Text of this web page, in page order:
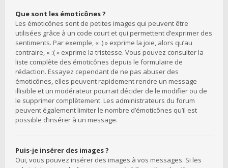
Que sont les émoticônes ?
Les émoticônes sont de petites images qui peuvent être
utilisées grâce à un code court et qui permettent d’exprimer des
sentiments. Par exemple, « :) » exprime la joie, alors qu’au
contraire, « :( » exprime la tristesse. Vous pouvez consulter la
liste complète des émoticônes depuis le formulaire de
rédaction. Essayez cependant de ne pas abuser des
émoticônes, elles peuvent rapidement rendre un message
illisible et un modérateur pourrait décider de le modifier ou de
le supprimer complètement. Les administrateurs du forum
peuvent également limiter le nombre d’émoticônes qu’il est
possible d’insérer à un message.
Puis-je insérer des images ?
Oui, vous pouvez insérer des images à vos messages. Si les